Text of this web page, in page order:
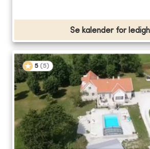
Se kalender for
5 (5)